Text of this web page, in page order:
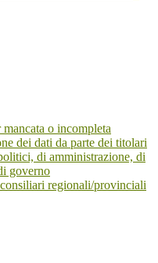
mancata o incompleta
dei dati da parte dei titolari
di amministrazione, di
governo
regionali/provinciali